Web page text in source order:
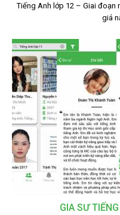
Tiếng Anh lớp 12 – Giai đoạn
giá
GIA SƯ